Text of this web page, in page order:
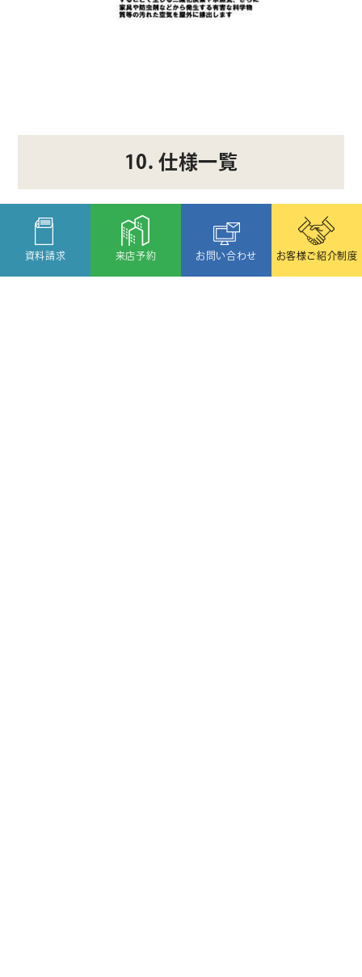
資料請求 来店予約 お問い合わせ お客様ご紹介制度
10. 仕様一覧